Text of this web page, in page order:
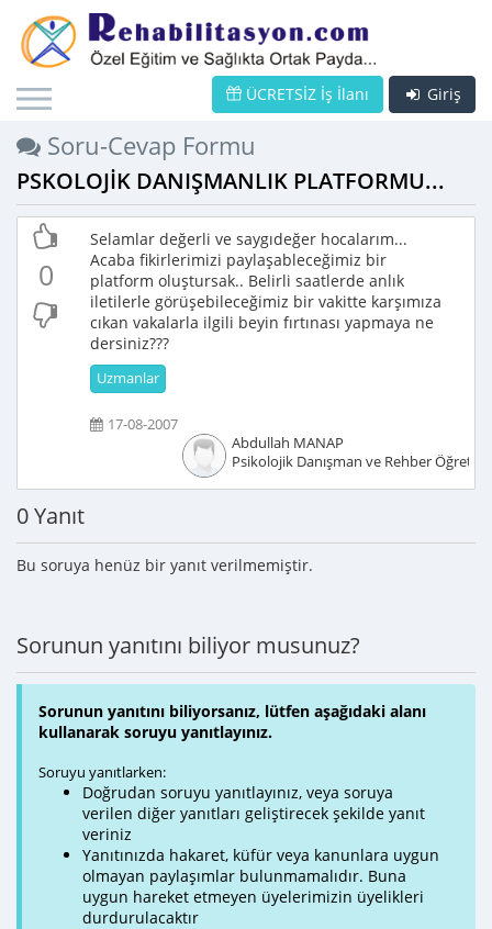
Giriş
ÜCRETSİZ İş İlanı
Soru-Cevap Formu
PSKOLOJİK DANIŞMANLIK PLATFORMU...
0
Selamlar değerli ve saygıdeğer hocalarım...
Acaba fikirlerimizi paylaşableceğimiz bir
platform oluştursak.. Belirli saatlerde anlık
iletilerle görüşebileceğimiz bir vakitte karşımıza
cıkan vakalarla ilgili beyin fırtınası yapmaya ne
dersiniz???
Uzmanlar
17-08-2007
Abdullah MANAP
Psikolojik Danışman ve Rehber
0 Yanıt
Bu soruya henüz bir yanıt verilmemiştir.
Sorunun yanıtını biliyor musunuz?
Sorunun yanıtını biliyorsanız, lütfen aşağıdaki alanı
kullanarak soruyu yanıtlayınız.
Soruyu yanıtlarken:
Doğrudan soruyu yanıtlayınız, veya soruya
verilen diğer yanıtları geliştirecek şekilde yanıt
veriniz
Yanıtınızda hakaret, küfür veya kanunlara uygun
olmayan paylaşımlar bulunmamalıdır. Buna
uygun hareket etmeyen üyelerimizin üyelikleri
durdurulacaktır